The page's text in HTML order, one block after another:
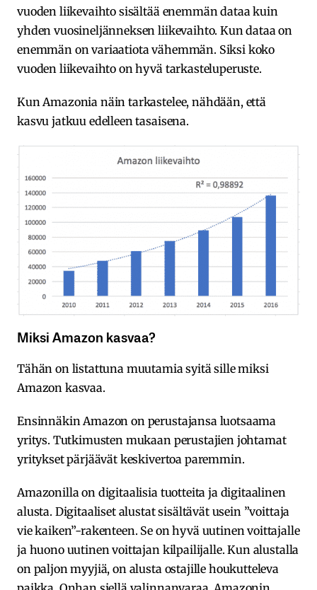
vuoden liikevaihto sisältää enemmän dataa kuin
yhden vuosineljänneksen liikevaihto. Kun dataa on
enemmän on variaatiota vähemmän. Siksi koko
vuoden liikevaihto on hyvä tarkasteluperuste.
Kun Amazonia näin tarkastelee, nähdään, että
kasvu jatkuu edelleen tasaisena.
Miksi Amazon kasvaa?
Tähän on listattuna muutamia syitä sille miksi
Amazon kasvaa.
Ensinnäkin Amazon on perustajansa luotsaama
yritys. Tutkimusten mukaan perustajien johtamat
yritykset pärjäävät keskivertoa paremmin.
Amazonilla on digitaalisia tuotteita ja digitaalinen
alusta. Digitaaliset alustat sisältävät usein ”voittaja
vie kaiken”-rakenteen. Se on hyvä uutinen voittajalle
ja huono uutinen voittajan kilpailijalle. Kun alustalla
on paljon myyjiä, on alusta ostajille houkutteleva